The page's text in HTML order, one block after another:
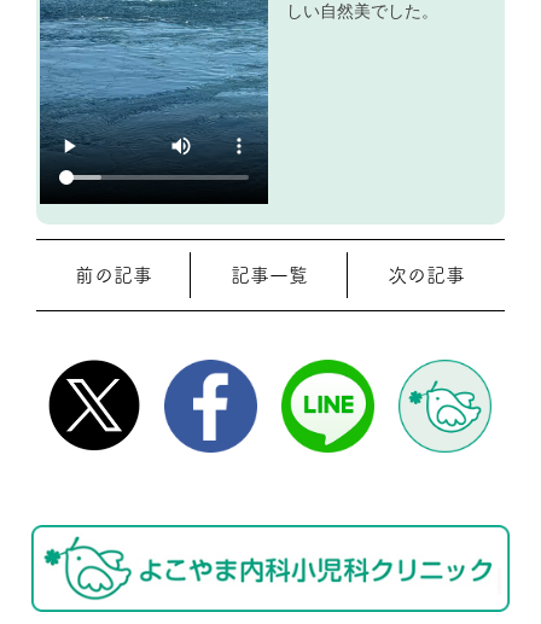
しい自然美でした。
前の記事 記事一覧 次の記事